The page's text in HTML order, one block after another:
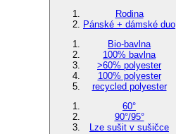
Rodina
Pánské + dámské duo
Bio-bavlna
100% bavlna
>60% polyester
100% polyester
recycled polyester
60°
90°/95°
Lze sušit v sušičce